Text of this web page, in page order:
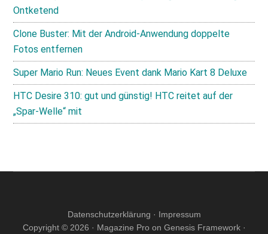
Ontketend
Clone Buster: Mit der Android-Anwendung doppelte
Fotos entfernen
Super Mario Run: Neues Event dank Mario Kart 8 Deluxe
HTC Desire 310: gut und günstig! HTC reitet auf der
„Spar-Welle“ mit
Datenschutzerklärung · Impressum
Copyright © 2026 · Magazine Pro on Genesis Framework·